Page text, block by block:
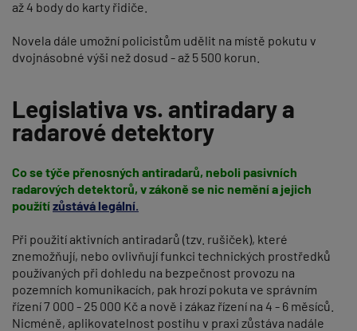
až 4 body do karty řidiče.
Novela dále umožní policistům udělit na místě pokutu v
dvojnásobné výši než dosud - až 5 500 korun.
Legislativa vs. antiradary a
radarové detektory
Co se týče přenosných antiradarů, neboli pasivních
radarových detektorů, v zákoně se nic nemění a jejich
použítízůstává legální.
Při použití aktivních antiradarů (tzv. rušiček), které
znemožňují, nebo ovlivňují funkci technických prostředků
používaných při dohledu na bezpečnost provozu na
pozemních komunikacích, pak hrozí pokuta ve správním
řízení 7 000 - 25 000 Kč a nově i zákaz řízení na 4 - 6 měsíců.
Nicméně, aplikovatelnost postihu v praxi zůstáva nadále